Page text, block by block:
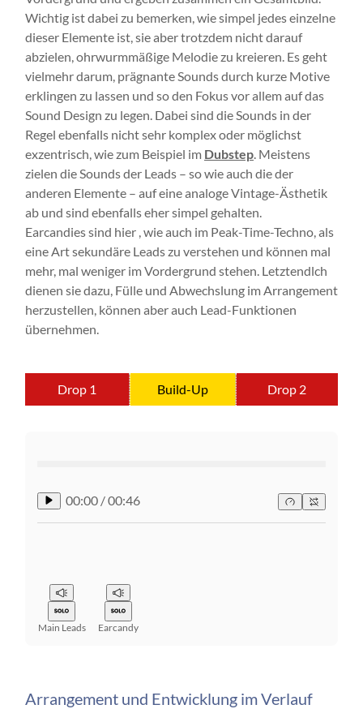
Wichtig ist dabei zu bemerken, wie simpel jedes einzelne
dieser Elemente ist, sie aber trotzdem nicht darauf
abzielen, ohrwurmmäßige Melodie zu kreieren. Es geht
vielmehr darum, prägnante Sounds durch kurze Motive
erklingen zu lassen und so den Fokus vor allem auf das
Sound Design zu legen. Dabei sind die Sounds in der
Regel ebenfalls nicht sehr komplex oder möglichst
exzentrisch, wie zum Beispiel im Dubstep. Meistens
zielen die Sounds der Leads – so wie auch die der
anderen Elemente – auf eine analoge Vintage-Ästhetik
ab und sind ebenfalls eher simpel gehalten.
Earcandies sind hier , wie auch im Peak-Time-Techno, als
eine Art sekundäre Leads zu verstehen und können mal
mehr, mal weniger im Vordergrund stehen. Letztendlch
dienen sie dazu, Fülle und Abwechslung im Arrangement
herzustellen, können aber auch Lead-Funktionen
übernehmen.
Drop 1 Build-Up Drop 2
00:00 /00:46
Main Leads Earcandy
Arrangement und Entwicklung im Verlauf